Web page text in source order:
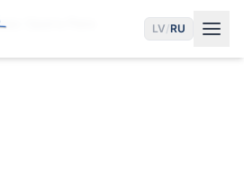
LV/RU
Opel в Риге